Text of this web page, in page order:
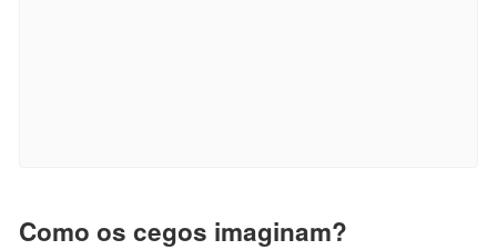
Como os cegos imaginam?